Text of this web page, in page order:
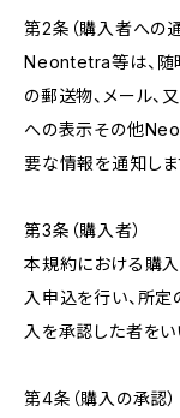
第2条（購入者への通
Neontetra等は、随
の郵送物、メール
への表示その他
要な情報を通知しま
第3条（購入者）
本規約における購
入申込を行い、所
入を承認した者をい
第4条（購入の承認）